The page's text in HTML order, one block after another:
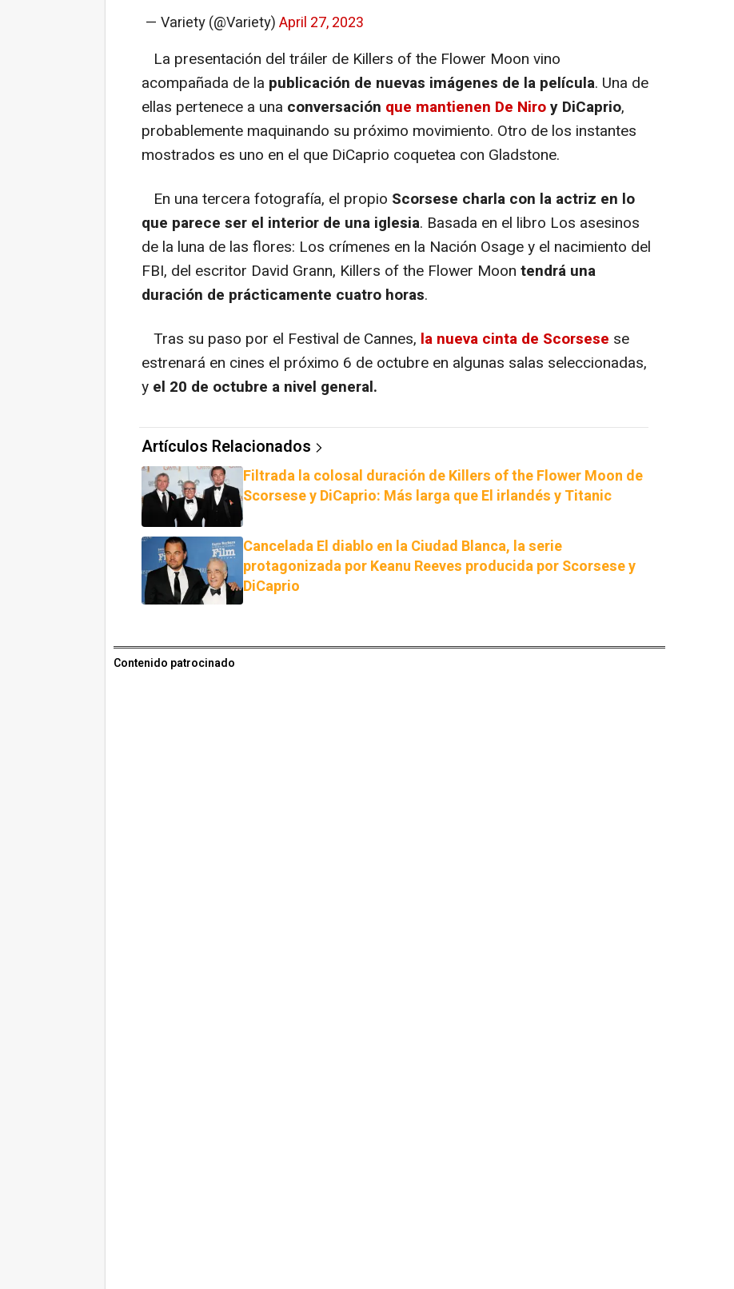
— Variety (@Variety)April 27, 2023
La presentación del tráiler de Killers of the Flower Moon vino
acompañada de la publicación de nuevas imágenes de la película. Una de
ellas pertenece a una conversación que mantienen De Niroy DiCaprio,
probablemente maquinando su próximo movimiento. Otro de los instantes
mostrados es uno en el que DiCaprio coquetea con Gladstone.
En una tercera fotografía, el propio Scorsese charla con la actriz en lo
que parece ser el interior de una iglesia. Basada en el libro Los asesinos
de la luna de las flores: Los crímenes en la Nación Osage y el nacimiento del
FBI, del escritor David Grann, Killers of the Flower Moon tendrá una
duración de prácticamente cuatro horas.
Tras su paso por el Festival de Cannes, la nueva cinta de Scorsese se
estrenará en cines el próximo 6 de octubre en algunas salas seleccionadas,
y el 20 de octubre a nivel general.
Artículos Relacionados
Filtrada la colosal duración de Killers of the Flower Moon de
Scorsese y DiCaprio: Más larga que El irlandés y Titanic
Cancelada El diablo en la Ciudad Blanca, la serie
protagonizada por Keanu Reeves producida por Scorsese y
DiCaprio
Contenido patrocinado